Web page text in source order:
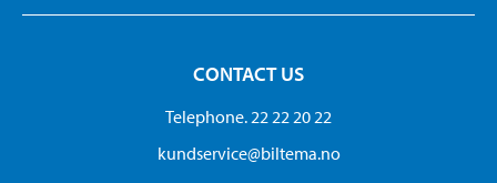
CONTACT US
Telephone. 22 22 20 22
kundservice@biltema.no